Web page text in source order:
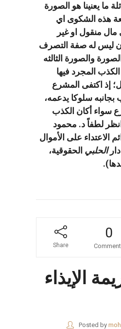
ما يعنينا هو الصورة
هذه الشكوى اي
منقول او غير
ليس له صفة التصرف
والصورة الثالثه
المجرد فيها
إذ اكتفى المشرع
سلوكا يدعمه،
سواء أكان الكذب
لطفاً د. محمود
على الأموال
دارالحلبي الحقوقية،
0
Share
الإيذاء
Posted by